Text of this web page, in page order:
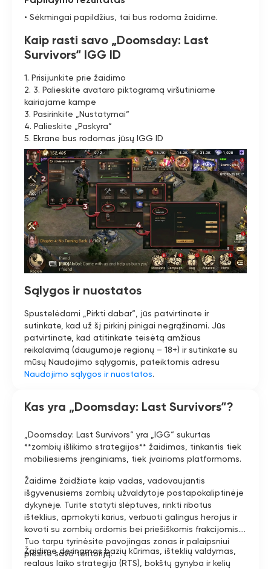
• Sėkmingai papildžius, tai bus rodoma žaidime.
Kaip rasti savo „Doomsday: Last
Survivors“ IGG ID
1. Prisijunkite prie žaidimo
2. 3. Palieskite avataro piktogramą viršutiniame
kairiajame kampe
3. Pasirinkite „Nustatymai“
4. Palieskite „Paskyra“
5. Ekrane bus rodomas jūsų IGG ID
Sąlygos ir nuostatos
Spustelėdami „Pirkti dabar“, jūs patvirtinate ir
sutinkate, kad už šį pirkinį pinigai negrąžinami. Jūs
patvirtinate, kad atitinkate teisėtą amžiaus
reikalavimą (daugumoje regionų – 18+) ir sutinkate su
mūsų Naudojimo sąlygomis, pateiktomis adresu
Naudojimo sąlygos ir nuostatos.
Kas yra „Doomsday: Last Survivors“?
„Doomsday: Last Survivors“ yra „IGG“ sukurtas
**zombių išlikimo strategijos** žaidimas, tinkantis tiek
mobiliesiems įrenginiams, tiek įvairioms platformoms.
Žaidime žaidžiate kaip vadas, vadovaujantis
išgyvenusiems zombių užvaldytoje postapokaliptinėje
dykynėje. Turite statyti slėptuves, rinkti ribotus
išteklius, apmokyti karius, verbuoti galingus herojus ir
kovoti su zombių ordomis bei priešiškomis frakcijomis.
Tuo tarpu tyrinėsite pavojingas zonas ir palaipsniui
plėsite savo teritoriją.
Žaidime derinamas bazių kūrimas, išteklių valdymas,
realaus laiko strategija (RTS), bokštų gynyba ir kelių